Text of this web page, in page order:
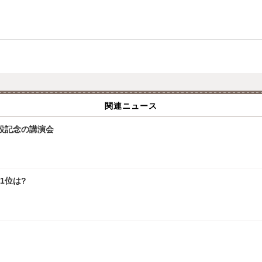
関連ニュース
記念の講演会
位は?